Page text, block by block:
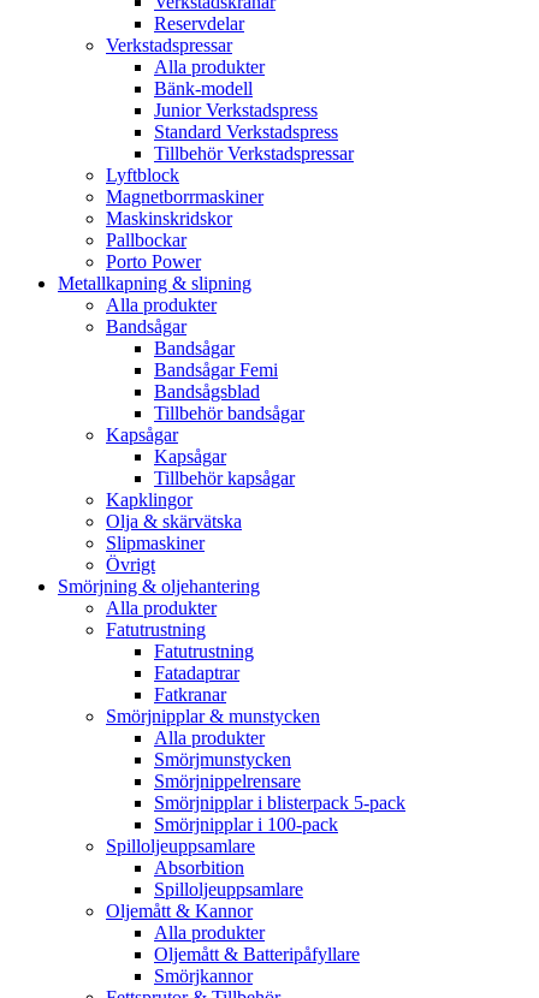
Reservdelar
Verkstadspressar
Alla produkter
Bänk-modell
Junior Verkstadspress
Standard Verkstadspress
Tillbehör Verkstadspressar
Lyftblock
Magnetborrmaskiner
Maskinskridskor
Pallbockar
Porto Power
Metallkapning & slipning
Alla produkter
Bandsågar
Bandsågar
Bandsågar Femi
Bandsågsblad
Tillbehör bandsågar
Kapsågar
Kapsågar
Tillbehör kapsågar
Kapklingor
Olja & skärvätska
Slipmaskiner
Övrigt
Smörjning & oljehantering
Alla produkter
Fatutrustning
Fatutrustning
Fatadaptrar
Fatkranar
Smörjnipplar & munstycken
Alla produkter
Smörjmunstycken
Smörjnippelrensare
Smörjnipplar i blisterpack 5-pack
Smörjnipplar i 100-pack
Spilloljeuppsamlare
Absorbition
Spilloljeuppsamlare
Oljemått & Kannor
Alla produkter
Oljemått & Batteripåfyllare
Smörjkannor